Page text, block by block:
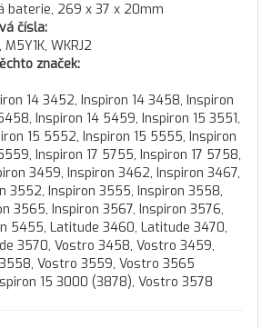
baterie, 269 x 37 x 20mm
čísla:
M5Y1K, WKRJ2
značek:
14 3452, Inspiron 14 3458, Inspiron
Inspiron 14 5459, Inspiron 15 3551,
15 5552, Inspiron 15 5555, Inspiron
Inspiron 17 5755, Inspiron 17 5758,
3459, Inspiron 3462, Inspiron 3467,
3552, Inspiron 3555, Inspiron 3558,
3565, Inspiron 3567, Inspiron 3576,
5455, Latitude 3460, Latitude 3470,
3570, Vostro 3458, Vostro 3459,
Vostro 3559, Vostro 3565
15 3000 (3878), Vostro 3578